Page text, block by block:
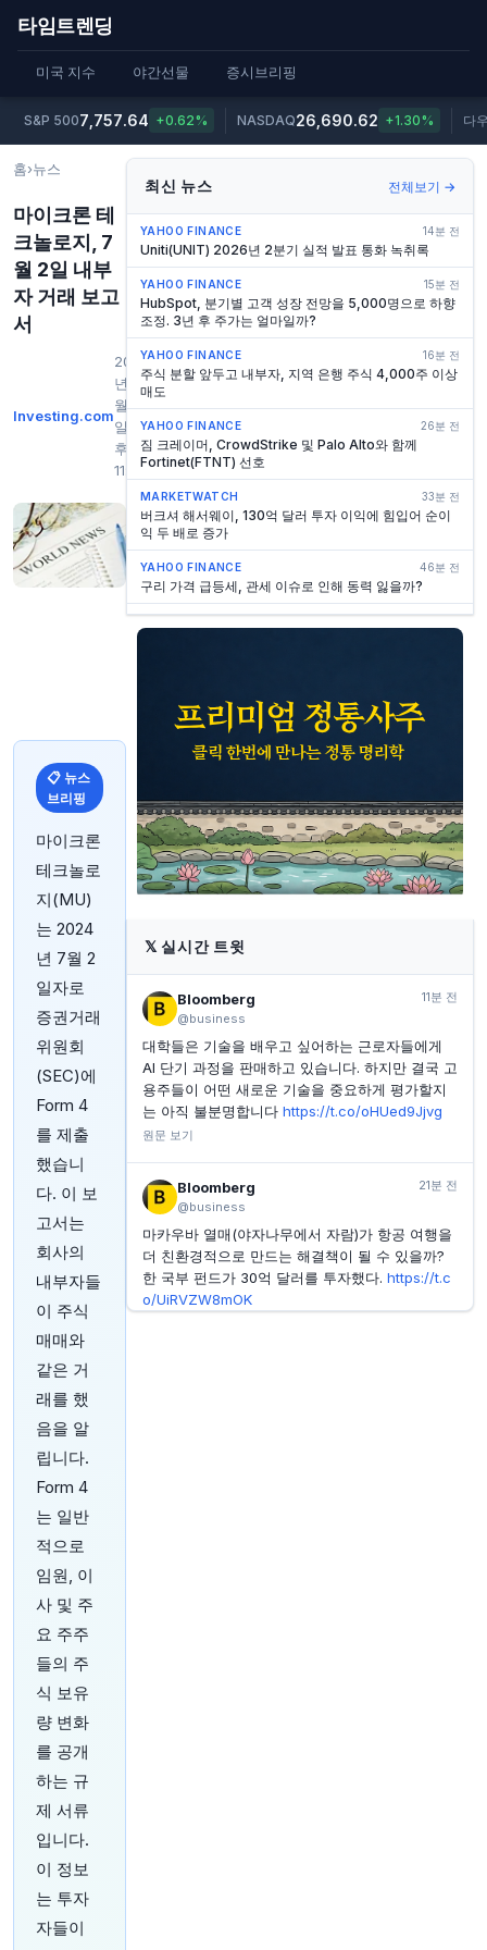
타임트렌딩
미국 지수 야간선물 증시브리핑
S&P 5007,757.64 +0.62% NASDAQ26,690.62 +1.30% 다
홈›뉴스
마이크론 테
크놀로지, 7
월 2일 내부
자 거래 보고
서
Investing.com
2026
년 7
월 2
일 오
후
11:15
📋 뉴스
브리핑
마이크론
테크놀로
지(MU)
는 2024
년 7월 2
일자로
증권거래
위원회
(SEC)에
Form 4
를 제출
했습니
다. 이 보
고서는
회사의
내부자들
이 주식
매매와
같은 거
래를 했
음을 알
립니다.
Form 4
는 일반
적으로
임원, 이
사 및 주
요 주주
들의 주
식 보유
량 변화
를 공개
하는 규
제 서류
입니다.
이 정보
는 투자
자들이
최신 뉴스 전체보기 →
YAHOO FINANCE 14분 전
Uniti(UNIT) 2026년 2분기 실적 발표 통화 녹취록
YAHOO FINANCE 15분 전
HubSpot, 분기별 고객 성장 전망을 5,000명으로 하향
조정. 3년 후 주가는 얼마일까?
YAHOO FINANCE 16분 전
주식 분할 앞두고 내부자, 지역 은행 주식 4,000주 이상
매도
YAHOO FINANCE 26분 전
짐 크레이머, CrowdStrike 및 Palo Alto와 함께
Fortinet(FTNT) 선호
MARKETWATCH 33분 전
버크셔 해서웨이, 130억 달러 투자 이익에 힘입어 순이
익 두 배로 증가
YAHOO FINANCE 46분 전
구리 가격 급등세, 관세 이슈로 인해 동력 잃을까?
YAHOO FINANCE 47분 전
트럼프 전 대통령, 이란 전쟁으로 인한 증시 20~25%
하락 예상 — 그의 예언이 현실화될 가능성
YAHOO FINANCE
YAHOO FINANCE 51분 전
월스트리트, 수조 달러 규모의 휴머노이드 로봇 시장 전
망: 관련 산업 주식 2곳 주목
INVESTING.COM 54분 전
YAHOO FINANCE
레딧 CEO 스티브 허프먼, 290만 달러 규모 18,000주
매도
YAHOO FINANCE
주당 125달러 이하 스페이스X 주식 매수? 과거 기록이
말해준다.
YAHOO FINANCE 1시간 전
브로드컴 대 엔비디아: 칩 시장의 진짜 도전자와 챔피언
이야기
버크셔, 자사주 매입 가속화로 현금 비중 축소 및 이익
증가 보고
𝕏 실시간 트윗
Bloomberg
@business
11분 전
대학들은 기술을 배우고 싶어하는 근로자들에게
AI 단기 과정을 판매하고 있습니다. 하지만 결국 고
용주들이 어떤 새로운 기술을 중요하게 평가할지
는 아직 불분명합니다 https://t.co/oHUed9Jjvg
원문 보기
Bloomberg
@business
21분 전
마카우바 열매(야자나무에서 자람)가 항공 여행을
더 친환경적으로 만드는 해결책이 될 수 있을까?
한 국부 펀드가 30억 달러를 투자했다. https://t.c
o/UiRVZW8mOK